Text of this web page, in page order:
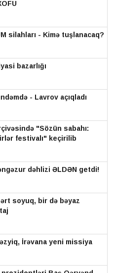
silahları - Kimə tuşlanacaq?
bazarlığı
- Lavrov açıqladı
"Sözün sabahı:
festivalı" keçirilib
dəhlizi ƏLDƏN getdi!
soyuq, bir də bəyaz
İrəvana yeni missiya